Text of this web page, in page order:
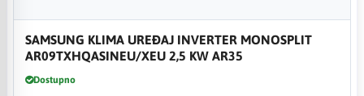
SAMSUNG KLIMA UREĐAJ INVERTER MONOSPLIT
AR09TXHQASINEU/XEU 2,5 KW AR35
Dostupno